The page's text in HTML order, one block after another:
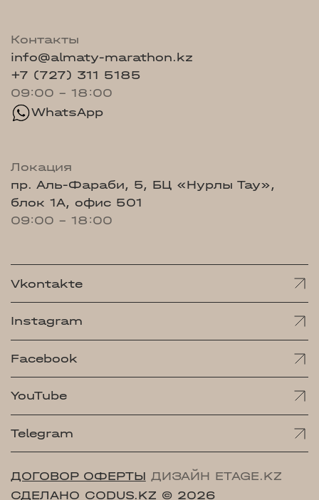
Контакты
info@almaty-marathon.kz
+7 (727) 311 5185
09:00 - 18:00
WhatsApp
Локация
пр. Аль-Фараби, 5, БЦ «Нурлы Тау»,
блок 1А, офис 501
09:00 - 18:00
Vkontakte
Instagram
Facebook
YouTube
Telegram
ДОГОВОР ОФЕРТЫ ДИЗАЙН ETAGE.KZ
СДЕЛАНО CODUS.KZ © 2026